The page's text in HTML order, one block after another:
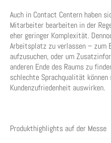
Auch in Contact Centern haben
Mitarbeiter bearbeiten in der
eher geringer Komplexität.
Arbeitsplatz zu verlassen – zum
aufzusuchen, oder um
anderen Ende des Raums zu
schlechte Sprachqualität
Kundenzufriedenheit auswirken.
Produkthighlights auf der Messe